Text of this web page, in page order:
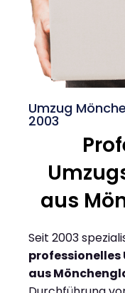
Umzug
2003
aus
Seit 2003
aus